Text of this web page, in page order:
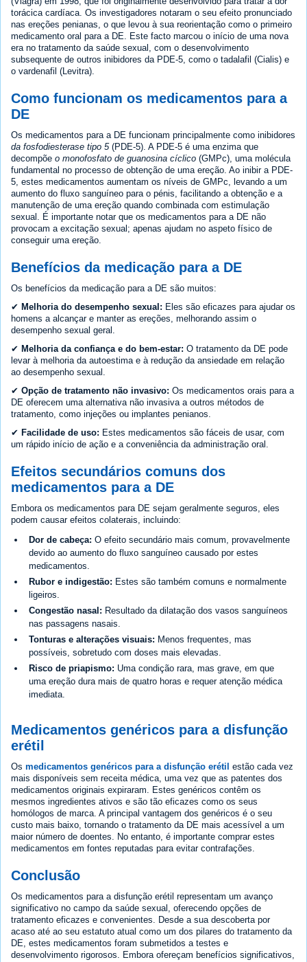
torácica cardíaca. Os investigadores notaram o seu efeito pronunciado
nas ereções penianas, o que levou à sua reorientação como o primeiro
medicamento oral para a DE. Este facto marcou o início de uma nova
era no tratamento da saúde sexual, com o desenvolvimento
subsequente de outros inibidores da PDE-5, como o tadalafil (Cialis) e
o vardenafil (Levitra).
Como funcionam os medicamentos para a
DE
Os medicamentos para a DE funcionam principalmente como inibidores
da fosfodiesterase tipo 5(PDE-5). A PDE-5 é uma enzima que
decompõe o monofosfato de guanosina cíclico (GMPc), uma molécula
fundamental no processo de obtenção de uma ereção. Ao inibir a PDE-
5, estes medicamentos aumentam os níveis de GMPc, levando a um
aumento do fluxo sanguíneo para o pénis, facilitando a obtenção e a
manutenção de uma ereção quando combinada com estimulação
sexual. É importante notar que os medicamentos para a DE não
provocam a excitação sexual; apenas ajudam no aspeto físico de
conseguir uma ereção.
Benefícios da medicação para a DE
Os benefícios da medicação para a DE são muitos:
✔ Melhoria do desempenho sexual: Eles são eficazes para ajudar os
homens a alcançar e manter as ereções, melhorando assim o
desempenho sexual geral.
✔ Melhoria da confiança e do bem-estar: O tratamento da DE pode
levar à melhoria da autoestima e à redução da ansiedade em relação
ao desempenho sexual.
✔ Opção de tratamento não invasivo: Os medicamentos orais para a
DE oferecem uma alternativa não invasiva a outros métodos de
tratamento, como injeções ou implantes penianos.
✔ Facilidade de uso: Estes medicamentos são fáceis de usar, com
um rápido início de ação e a conveniência da administração oral.
Efeitos secundários comuns dos
medicamentos para a DE
Embora os medicamentos para DE sejam geralmente seguros, eles
podem causar efeitos colaterais, incluindo:
Dor de cabeça: O efeito secundário mais comum, provavelmente
devido ao aumento do fluxo sanguíneo causado por estes
medicamentos.
Rubor e indigestão: Estes são também comuns e normalmente
ligeiros.
Congestão nasal: Resultado da dilatação dos vasos sanguíneos
nas passagens nasais.
Tonturas e alterações visuais: Menos frequentes, mas
possíveis, sobretudo com doses mais elevadas.
Risco de priapismo: Uma condição rara, mas grave, em que
uma ereção dura mais de quatro horas e requer atenção médica
imediata.
Medicamentos genéricos para a disfunção
erétil
Os medicamentos genéricos para a disfunção erétil estão cada vez
mais disponíveis sem receita médica, uma vez que as patentes dos
medicamentos originais expiraram. Estes genéricos contêm os
mesmos ingredientes ativos e são tão eficazes como os seus
homólogos de marca. A principal vantagem dos genéricos é o seu
custo mais baixo, tornando o tratamento da DE mais acessível a um
maior número de doentes. No entanto, é importante comprar estes
medicamentos em fontes reputadas para evitar contrafações.
Conclusão
Os medicamentos para a disfunção erétil representam um avanço
significativo no campo da saúde sexual, oferecendo opções de
tratamento eficazes e convenientes. Desde a sua descoberta por
acaso até ao seu estatuto atual como um dos pilares do tratamento da
DE, estes medicamentos foram submetidos a testes e
desenvolvimento rigorosos. Embora ofereçam benefícios significativos,